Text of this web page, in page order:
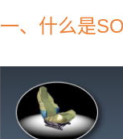
一、什么是